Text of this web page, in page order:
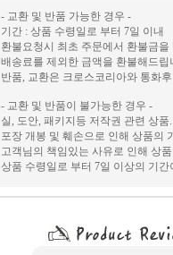
- 교환 및 반품 가능한 경우 -
기간 : 상품 수령일로 부터 7일 이내
환불요청시 최초 주문에서 환불금
배송료를 제외한 금액을 환불해드립
반품, 교환은 크로스코리아와 통화
- 교환 및 반품이 불가능한 경우 -
실, 도안, 패키지등 저작권 관련 상품.
포장 개봉 및 훼손으로 인해 상품의
고객님의 책임있는 사유로 인해 상
상품 수령일로 부터 7일 이상의 기간